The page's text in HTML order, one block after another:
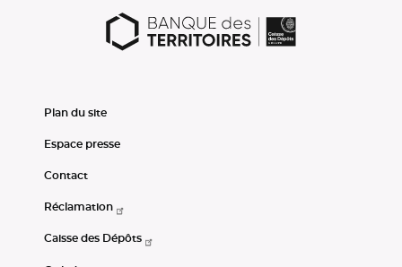
Plan du site
Espace presse
Contact
Réclamation
Caisse des Dépôts